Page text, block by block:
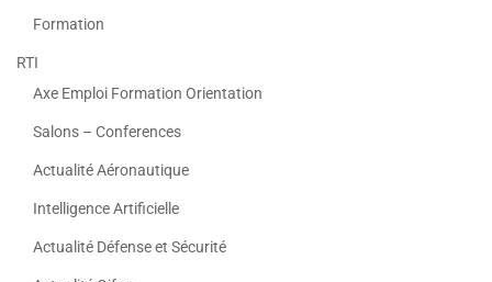
Formation
RTI
Axe Emploi Formation Orientation
Salons – Conferences
Actualité Aéronautique
Intelligence Artificielle
Actualité Défense et Sécurité